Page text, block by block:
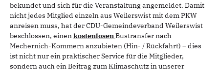
bekundet und sich für die Veranstaltung angemeldet. Damit
nicht jedes Mitglied einzeln aus Weilerswist mit dem PKW
anreisen muss, hat der CDU-Gemeindeverband Weilerswist
beschlossen, einenkostenlosenBustransfer nach
Mechernich-Kommern anzubieten (Hin- / Rückfahrt) – dies
ist nicht nur ein praktischer Service für die Mitglieder,
sondern auch ein Beitrag zum Klimaschutz in unserer